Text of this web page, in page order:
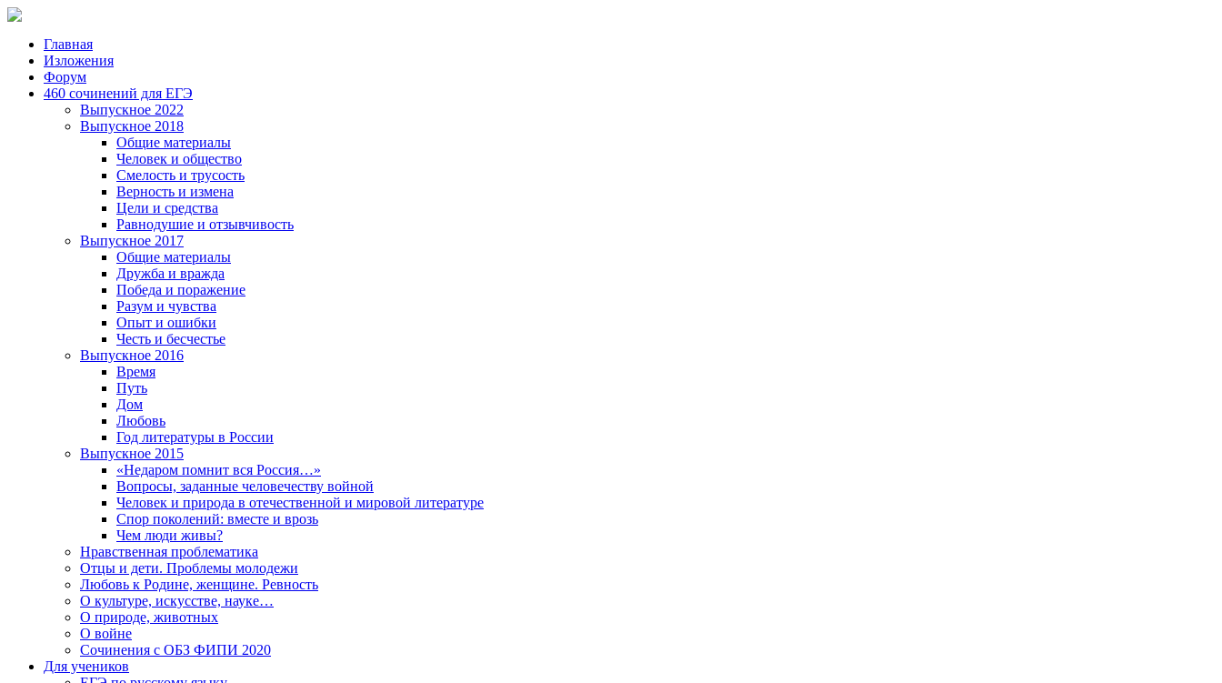
Главная
Изложения
Форум
460 сочинений для ЕГЭ
Выпускное 2022
Выпускное 2018
Общие материалы
Человек и общество
Смелость и трусость
Верность и измена
Цели и средства
Равнодушие и отзывчивость
Выпускное 2017
Общие материалы
Дружба и вражда
Победа и поражение
Разум и чувства
Опыт и ошибки
Честь и бесчестье
Выпускное 2016
Время
Путь
Дом
Любовь
Год литературы в России
Выпускное 2015
«Недаром помнит вся Россия…»
Вопросы, заданные человечеству войной
Человек и природа в отечественной и мировой литературе
Спор поколений: вместе и врозь
Чем люди живы?
Нравственная проблематика
Отцы и дети. Проблемы молодежи
Любовь к Родине, женщине. Ревность
О культуре, искусстве, науке…
О природе, животных
О войне
Сочинения с ОБЗ ФИПИ 2020
Для учеников